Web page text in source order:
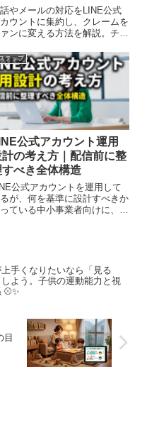
サポート術 📱💬✨
やメールの対応をLINE公式
ウントに集約し、クレームを
ンに変える方法を解説。チャ
連携、すぐ使えるテンプレー
費用対効果まで網羅した店舗
者向けガイド。
テップ
公式アカウント運用
計の考え方｜配信前に整
すべき全体構造
公式アカウントを運用して
が、何を基準に設計すべきか
ている中小事業者向けに、配
手くなりたいなら「見る
よう。子供の運動能力と視
目